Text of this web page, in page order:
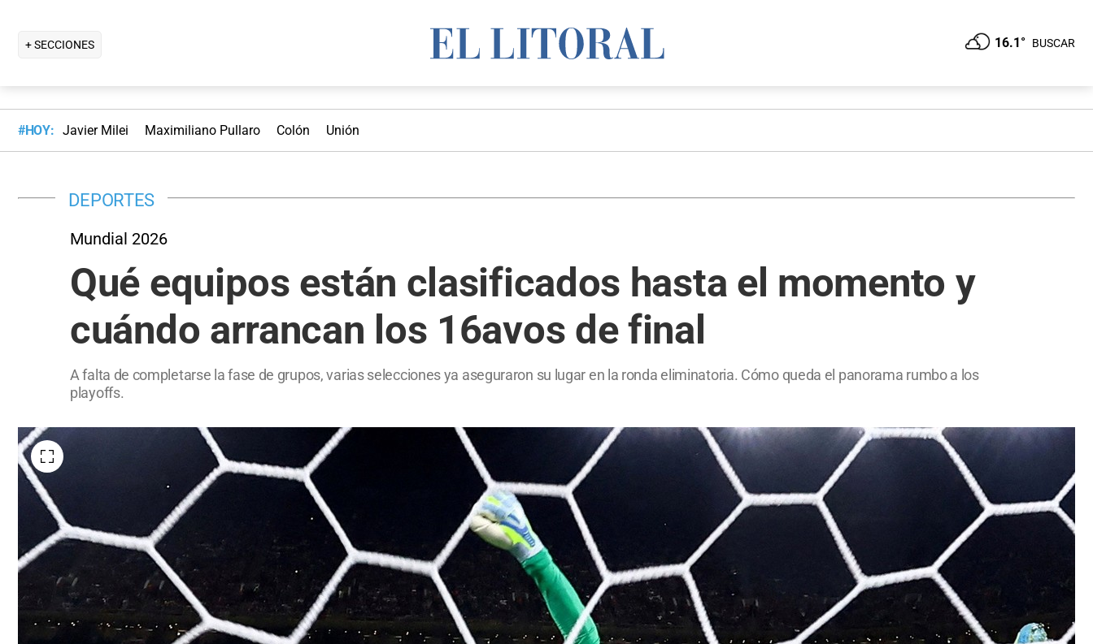
+ SECCIONES 16.1° BUSCAR
#HOY: Javier Milei Maximiliano Pullaro Colón Unión
DEPORTES
Mundial 2026
Qué equipos están clasificados hasta el momento y
cuándo arrancan los 16avos de final
A falta de completarse la fase de grupos, varias selecciones ya aseguraron su lugar en la ronda eliminatoria. Cómo queda el panorama rumbo a los
playoffs.